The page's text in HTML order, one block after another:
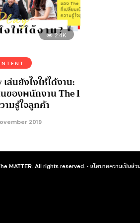
2.4K
ล่นยังไงให้ได้งาน:
ของพนักงาน The 1
มรู้ใจลูกค้า
2019
MATTER. All rights reserved. ·นโยบายความเป็นส่ว